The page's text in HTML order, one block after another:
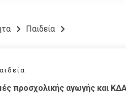
Παιδεία
προσχολικής αγωγής και